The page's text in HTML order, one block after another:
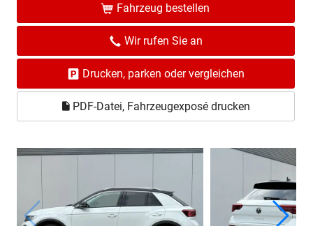
Fahrzeug bestellen
Wir rufen Sie an
Drucken, parken oder vergleichen
PDF-Datei, Fahrzeugexposé drucken